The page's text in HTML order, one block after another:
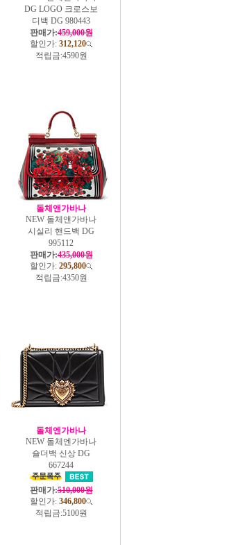
DG LOGO 크로스보
디백 DG 980443
판매가:459,000원
할인가: 312,120
적립금:4590원
돌체앤가바나
NEW 돌체앤가바나
시실리 핸드백 DG
995112
판매가:435,000원
할인가: 295,800
적립금:4350원
돌체엔가바나
NEW 돌체엔가바나
숄더백 신상 DG
667244
판매가:510,000원
할인가: 346,800
적립금:5100원